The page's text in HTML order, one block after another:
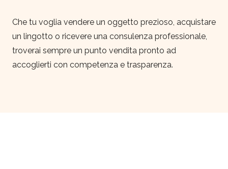
Che tu voglia vendere un oggetto prezioso, acquistare
un lingotto o ricevere una consulenza professionale,
troverai sempre un punto vendita pronto ad
accoglierti con competenza e trasparenza.